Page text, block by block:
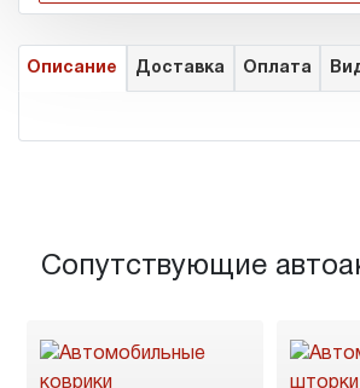
Описание Доставка Оплата
Сопутствующие